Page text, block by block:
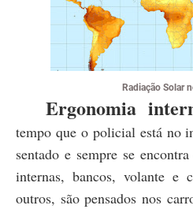
Radiação Solar
Ergonomia
tempo que o policial está no
sentado e sempre se
internas, bancos, volante e
outros, são pensados nos